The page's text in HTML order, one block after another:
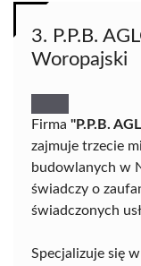
3. P.P.B.
Woropajski
Firma "P.P.B.
zajmuje trzecie
budowlanych w
świadczy o
świadczonych
Specjalizuje się